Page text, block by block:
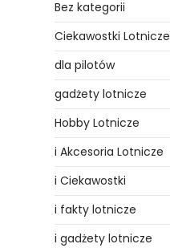
Bez kategorii
Ciekawostki Lotnicze
dla pilotów
gadżety lotnicze
Hobby Lotnicze
i Akcesoria Lotnicze
i Ciekawostki
i fakty lotnicze
i gadżety lotnicze